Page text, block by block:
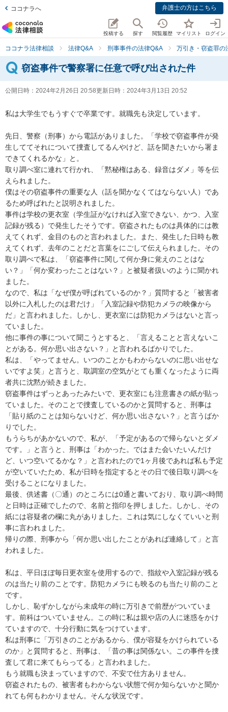
ココナラへ 弁護士の方はこちら
投稿する 探す 閲覧履歴 マイリスト ログイン
ココナラ法律相談 法律Q&A 刑事事件の法律Q&A 万引き・窃盗罪の
窃盗事件で警察署に任意で呼び出された件
公開日時： 2024年2月26日 20:58更新日時： 2024年3月13日 20:52
私は大学生でもうすぐで卒業です。就職先も決定しています。
先日、警察（刑事）から電話がありました。「学校で窃盗事件が発
生しててそれについて捜査してるんやけど、話を聞きたいから署ま
できてくれるかな」と。
取り調べ室に連れて行かれ、「黙秘権はある、録音はダメ」等を伝
えられました。
僕はその窃盗事件の重要な人（話を聞かなくてはならない人）であ
るため呼ばれたと説明されました。
事件は学校の更衣室（学生証がなければ入室できない、かつ、入室
記録が残る）で発生したそうです。窃盗されたものは具体的には教
えてくれず、金目のものと言われました。また、発生した日時も教
えてくれず、去年のことだと言葉をにごして伝えられました。その
取り調べで私は、「窃盗事件に関して何か身に覚えのことはな
い？」「何か変わったことはない？」と被疑者扱いのように聞かれ
ました。
なので、私は「なぜ僕が呼ばれているのか？」質問すると「被害者
以外に入札したのは君だけ」「入室記録や防犯カメラの映像から
だ」と言われました。しかし、更衣室には防犯カメラはないと言っ
ていました。
他に事件の事について聞こうとすると、「言えることと言えないこ
とがある。何か思い出さない？」と言われるばかりでした。
私は、「やってません。いつのことかもわからないのに思い出せな
いですよ笑」と言うと、取調室の空気がとても重くなったように両
者共に沈黙が続きました。
窃盗事件はずっとあったみたいで、更衣室にも注意書きの紙が貼っ
ていました。そのことで捜査しているのかと質問すると、刑事は
「貼り紙のことは知らないけど、何か思い出さない？」と言うばか
りでした。
もうらちがあかないので、私が、「予定があるので帰らないとダメ
です。」と言うと、刑事は「わかった。ではまた会いたいんだけ
ど、いつ空いてるかな？」と言われたので1ヶ月後であれば私も予定
が空いていたため、私が日時を指定するとその日で後日取り調べを
受けることになりました。
最後、供述書（〇通）のところには0通と書いており、取り調べ時間
と日時は正確でしたので、名前と指印を押しました。しかし、その
紙には容疑者の欄に丸がありました。これは気にしなくていいと刑
事に言われました。
帰りの際、刑事から「何か思い出したことがあれば連絡して」と言
われました。
私は、平日ほぼ毎日更衣室を使用するので、指紋や入室記録が残る
のは当たり前のことです。防犯カメラにも映るのも当たり前のこと
です。
しかし、恥ずかしながら未成年の時に万引きで前歴がついていま
す。前科はついていません。この時に私は親や店の人に迷惑をかけ
ていますので、十分行動に気をつけています。
私は刑事に「万引きのことがあるから、僕が容疑をかけられている
のか」と質問すると、刑事は、「昔の事は関係ない。この事件を捜
査して君に来てもらってる」と言われました。
もう就職も決まっていますので、不安で仕方ありません。
窃盗されたもの、被害者もわからない状態で何か知らないかと聞か
れても何もわかりません。そんな状況です。